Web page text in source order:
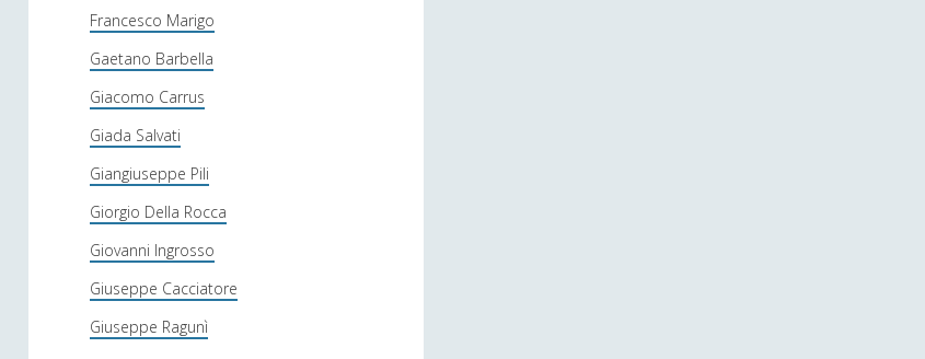
Francesco Marigo
Gaetano Barbella
Giacomo Carrus
Giada Salvati
Giangiuseppe Pili
Giorgio Della Rocca
Giovanni Ingrosso
Giuseppe Cacciatore
Giuseppe Ragunì